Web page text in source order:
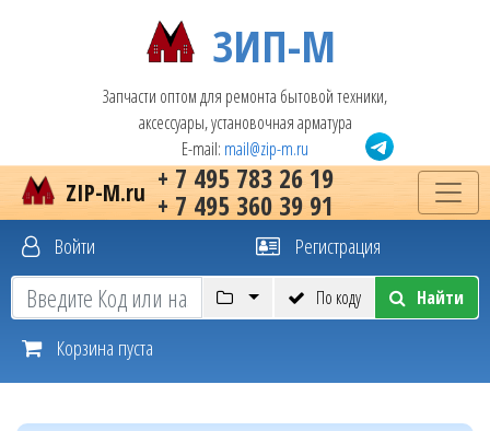
ЗИП-М
Запчасти оптом для ремонта бытовой техники,
аксессуары, установочная арматура
E-mail: mail@zip-m.ru
+ 7 495 783 26 19
+ 7 495 360 39 91
ZIP-M.ru
Войти Регистрация
По коду Найти
Корзина пуста